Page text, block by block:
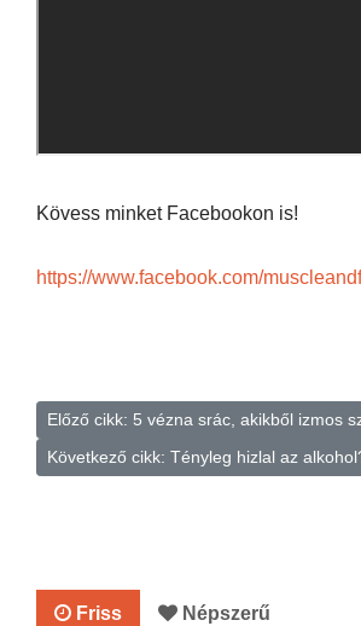
Kövess minket Facebookon is!
https://www.facebook.com/
Előző cikk: 5 vézna srác, akikből izmos
Következő cikk: Tényleg hizlal az
Friss Népszerű